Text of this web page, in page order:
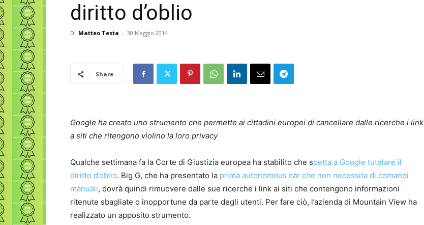
diritto d’oblio
Di Matteo Testa - 30 Maggio 2014
Share
Google ha creato uno strumento che permette ai cittadini europei di cancellare dalle ricerche i link
a siti che ritengono vìolino la loro privacy
Qualche settimana fa la Corte di Giustizia europea ha stabilito che spetta a Google tutelare il
diritto d’oblio. Big G, che ha presentato la prima autonomous car che non necessita di comandi
manuali, dovrà quindi rimuovere dalle sue ricerche i link ai siti che contengono informazioni
ritenute sbagliate o inopportune da parte degli utenti. Per fare ciò, l’azienda di Mountain View ha
realizzato un apposito strumento.